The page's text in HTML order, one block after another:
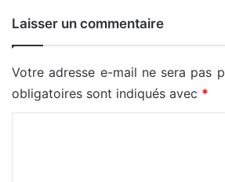
Laisser un commentaire
Votre adresse e-mail ne sera pas
obligatoires sont indiqués avec *